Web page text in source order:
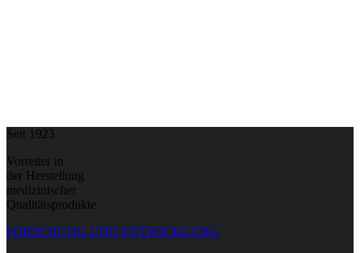
Seit 1923
Vorreiter in
der Herstellung
medizinischer
Qualitätsprodukte
FORSCHUNG UND ENTWICKLUNG